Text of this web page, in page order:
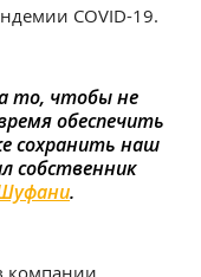
COVID-19.
то, чтобы не
обеспечить
сохранить наш
собственник
.
компании